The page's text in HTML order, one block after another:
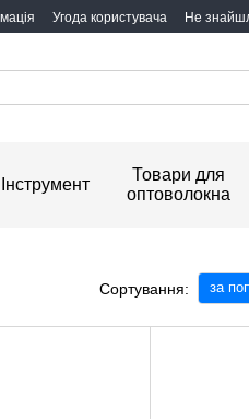
Угода користувача Не
Інструмент
Товари для
оптоволокна
Сортування: за